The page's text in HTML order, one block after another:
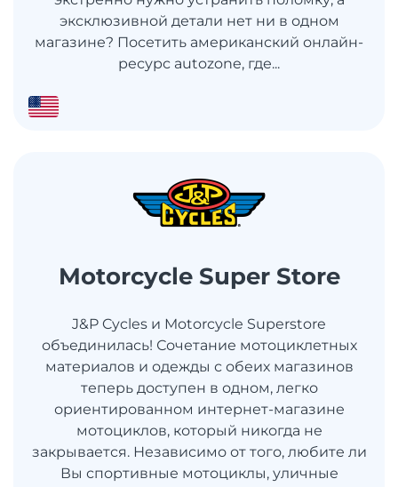
эксклюзивной детали нет ни в одном
магазине? Посетить американский онлайн-
ресурс autozone, где...
Motorcycle Super Store
J&P Cycles и Motorcycle Superstore
объединилась! Сочетание мотоциклетных
материалов и одежды с обеих магазинов
теперь доступен в одном, легко
ориентированном интернет-магазине
мотоциклов, который никогда не
закрывается. Независимо от того, любите ли
Вы спортивные мотоциклы, уличные